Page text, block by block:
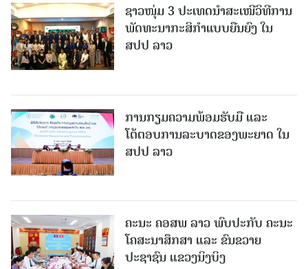
ຊາວໜຸ່ມ 3 ປະເທດນຳສະເໜີວິທີການ
ພັດທະນາກະສິກຳແບບຍືນຍົງ ໃນ
ສປປ ລາວ
ການກຽມຄວາມພ້ອມຮັບມື ແລະ
ໂຕ້ຕອບການລະບາດຂອງພະຍາດ ໃນ
ສປປ ລາວ
ຄະນະ ຄອສພ ລາວ ພົບປະກັບ ຄະນະ
ໂຄສະນາສຶກສາ ແລະ ຂົນຂວາຍ
ປະຊາຊົນ ແຂວງນິງບິງ